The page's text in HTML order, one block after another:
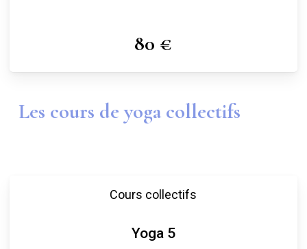
80 €
Les cours de yoga collectifs
Cours collectifs
Yoga 5